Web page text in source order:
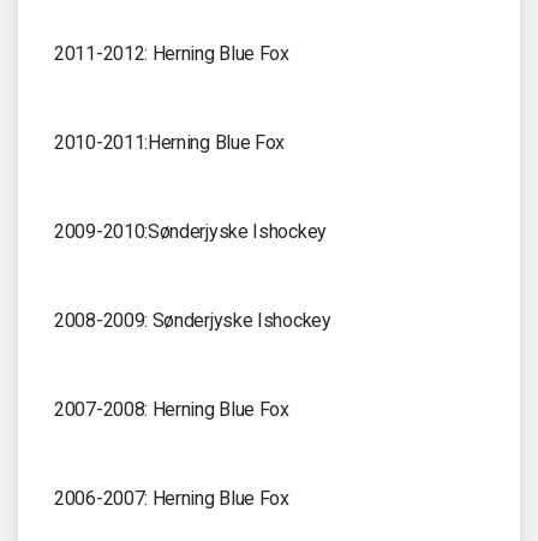
2011-2012: Herning Blue Fox
2010-2011:Herning Blue Fox
2009-2010:Sønderjyske Ishockey
2008-2009: Sønderjyske Ishockey
2007-2008: Herning Blue Fox
2006-2007: Herning Blue Fox